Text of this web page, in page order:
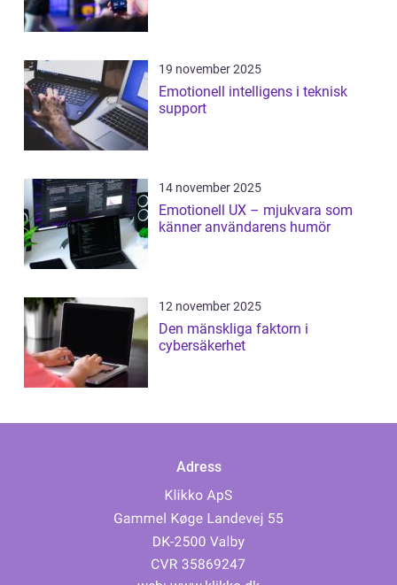
19 november 2025
Emotionell intelligens i teknisk
support
14 november 2025
Emotionell UX – mjukvara som
känner användarens humör
12 november 2025
Den mänskliga faktorn i
cybersäkerhet
Adress